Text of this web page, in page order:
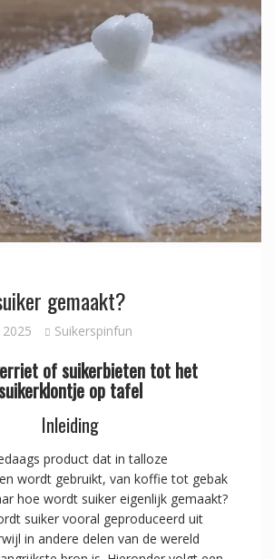
gemaakt?
Suikerspinfun
of suikerbieten tot het
op tafel
Inleiding
product dat in talloze
wordt gebruikt, van koffie tot gebak
hoe wordt suiker eigenlijk gemaakt?
suiker vooral geproduceerd uit
in andere delen van de wereld